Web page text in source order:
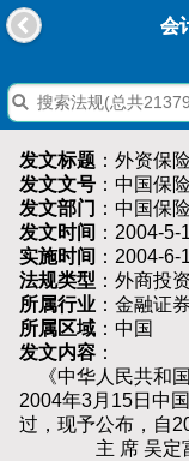
发文标题 ：外资保
发文文号 ：中国保
发文部门 ：中国保
发文时间 ：2004-5-
实施时间 ：2004-6-
法规类型 ：外商投
所属行业 ：金融证
所属区域 ：中国
发文内容 ：
《中华人民共和国
2004年3月15日中
过，现予公布，自
主 席 吴定